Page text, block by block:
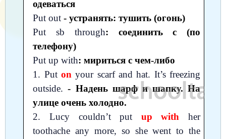
Биология
Музыка
Информатика
История
Биология
Литература
История
Алгебра
Информатика
Биология
Технология
Алгебра
Химия
История
ОБЖ
одеваться
Put out - устранять: тушить (огонь)
Put sb through: соединить с (по
телефону)
Put up with: мириться с чем-либо
1. Put on your scarf and hat. It’s freezing
outside. - Надень шарф и шапку. На
улице очень холодно.
2. Lucy couldn’t put up with her
toothache any more, so she went to the